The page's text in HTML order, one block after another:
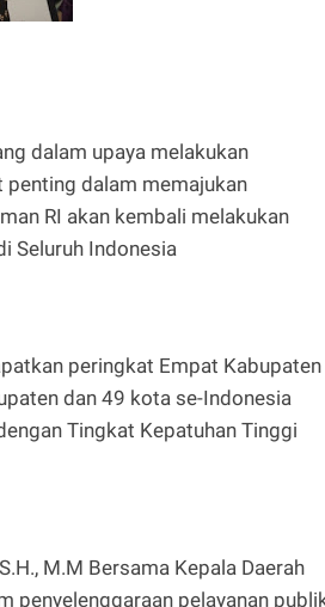
dalam upaya melakukan
penting dalam memajukan
RI akan kembali melakukan
Seluruh Indonesia
peringkat Empat Kabupaten
dan 49 kota se-Indonesia
Tingkat Kepatuhan Tinggi
M.M Bersama Kepala Daerah
penyelenggaraan pelayanan